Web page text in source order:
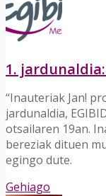
1.
“Inauteriak Jan!
jardunaldia,
otsailaren 19an.
bereziak dituen
egingo dute.
Gehiago